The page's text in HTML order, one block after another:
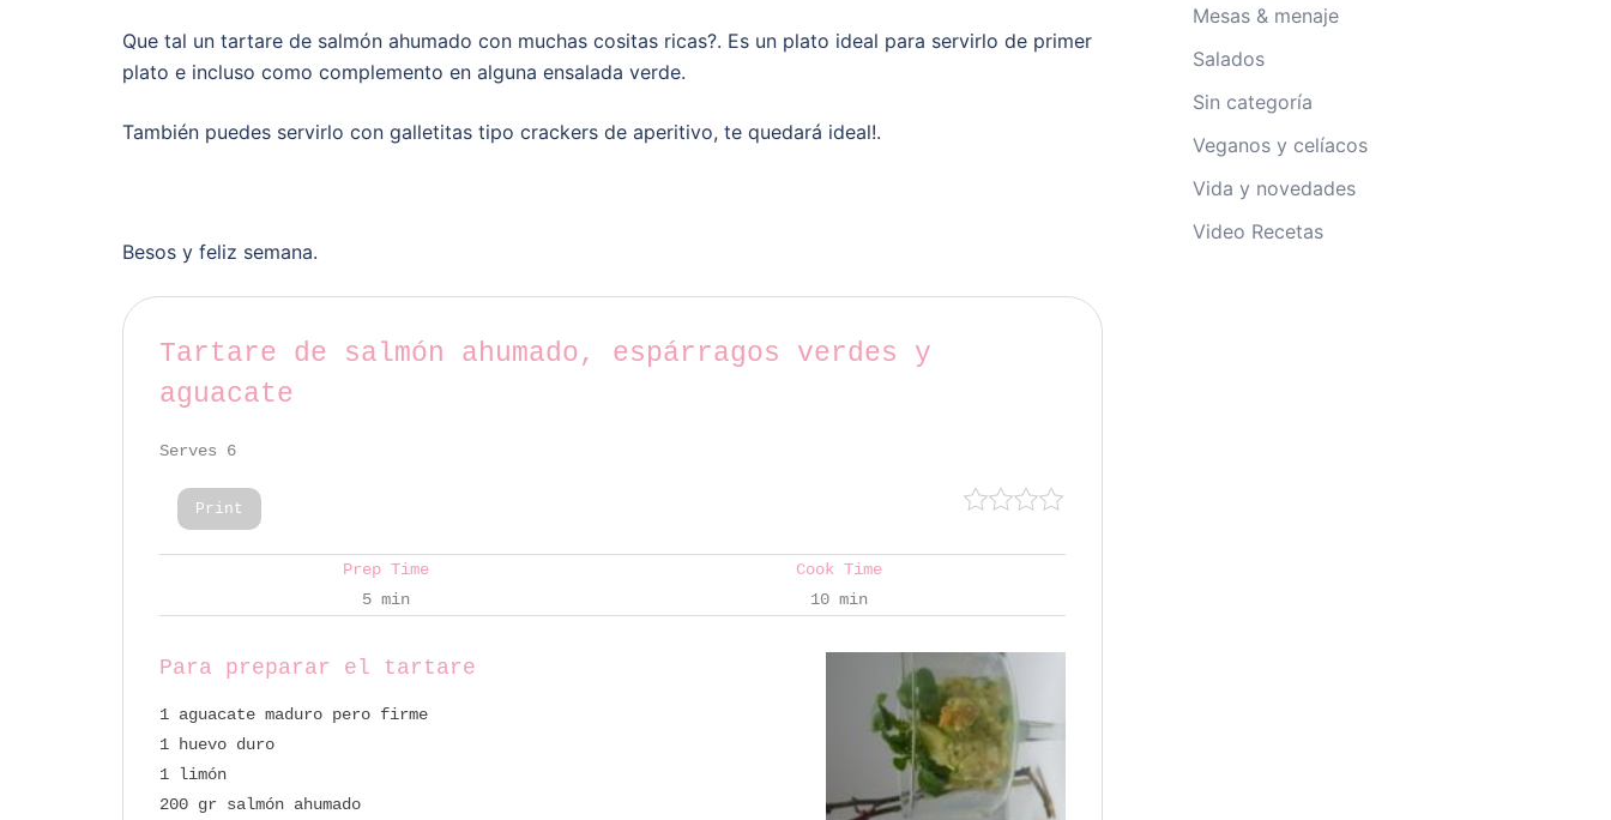
Que tal un tartare de salmón ahumado con muchas cositas ricas?. Es un plato ideal para servirlo de primer
plato e incluso como complemento en alguna ensalada verde.
También puedes servirlo con galletitas tipo crackers de aperitivo, te quedará ideal!.
Besos y feliz semana.
Tartare de salmón ahumado, espárragos verdes y
aguacate
Serves 6
Print
Prep Time
5 min
Cook Time
10 min
Para preparar el tartare
1 aguacate maduro pero firme
1 huevo duro
1 limón
200 gr salmón ahumado
Mesas & menaje
Salados
Sin categoría
Veganos y celíacos
Vida y novedades
Video Recetas